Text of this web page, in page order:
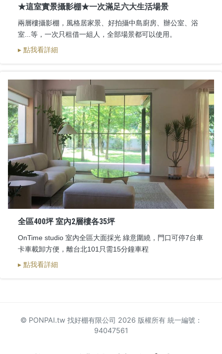
★這室實景攝影棚★一次滿足六大生活場景
兩層樓攝影棚，風格居家景、好拍攝中島廚房、辦公室、浴
室...等，一次只租借一組人，全部場景都可以使用。
▸ 點我看詳細
全區400坪 室內2層樓各35坪
OnTime studio 室內全區大面採光 綠意圍繞，門口可停7台車
卡車載卸方便，離台北101只需15分鐘車程
▸ 點我看詳細
© PONPAI.tw 找好棚有限公司 2026 版權所有 統一編號：
94047561